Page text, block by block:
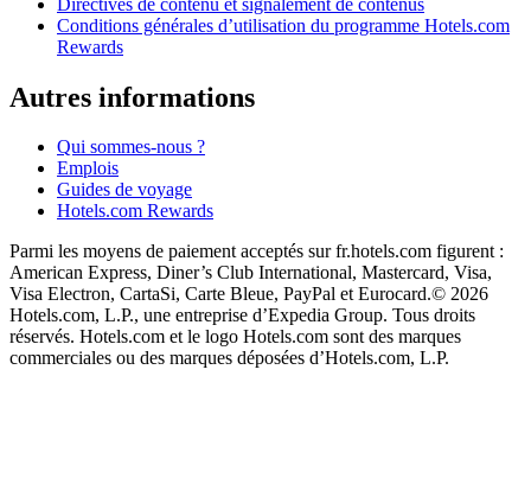
Conditions générales d’utilisation du programme Hotels.com
Rewards
Autres informations
Qui sommes-nous ?
Emplois
Guides de voyage
Hotels.com Rewards
Parmi les moyens de paiement acceptés sur fr.hotels.com figurent :
American Express, Diner’s Club International, Mastercard, Visa,
Visa Electron, CartaSi, Carte Bleue, PayPal et Eurocard.© 2026
Hotels.com, L.P., une entreprise d’Expedia Group. Tous droits
réservés. Hotels.com et le logo Hotels.com sont des marques
commerciales ou des marques déposées d’Hotels.com, L.P.